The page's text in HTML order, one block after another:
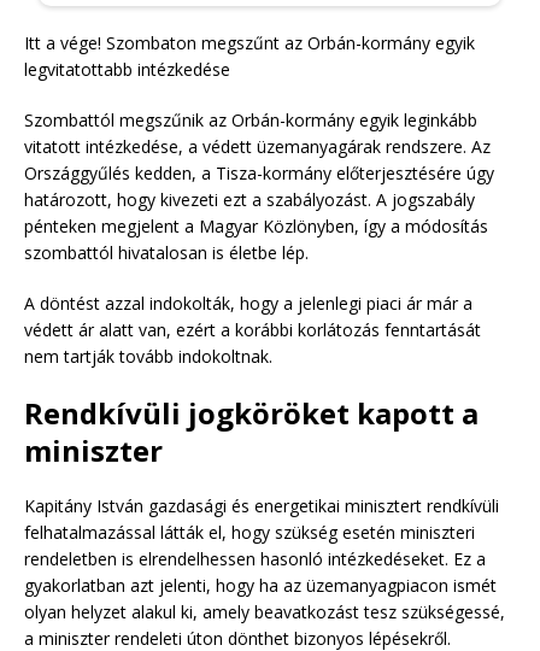
Itt a vége! Szombaton megszűnt az Orbán-kormány egyik
legvitatottabb intézkedése
Szombattól megszűnik az Orbán-kormány egyik leginkább
vitatott intézkedése, a védett üzemanyagárak rendszere. Az
Országgyűlés kedden, a Tisza-kormány előterjesztésére úgy
határozott, hogy kivezeti ezt a szabályozást. A jogszabály
pénteken megjelent a Magyar Közlönyben, így a módosítás
szombattól hivatalosan is életbe lép.
A döntést azzal indokolták, hogy a jelenlegi piaci ár már a
védett ár alatt van, ezért a korábbi korlátozás fenntartását
nem tartják tovább indokoltnak.
Rendkívüli jogköröket kapott a
miniszter
Kapitány István gazdasági és energetikai minisztert rendkívüli
felhatalmazással látták el, hogy szükség esetén miniszteri
rendeletben is elrendelhessen hasonló intézkedéseket. Ez a
gyakorlatban azt jelenti, hogy ha az üzemanyagpiacon ismét
olyan helyzet alakul ki, amely beavatkozást tesz szükségessé,
a miniszter rendeleti úton dönthet bizonyos lépésekről.